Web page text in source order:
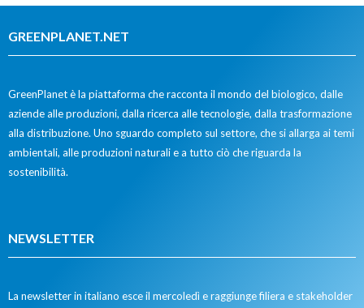
GREENPLANET.NET
GreenPlanet è la piattaforma che racconta il mondo del biologico, dalle
aziende alle produzioni, dalla ricerca alle tecnologie, dalla trasformazione
alla distribuzione. Uno sguardo completo sul settore, che si allarga ai temi
ambientali, alle produzioni naturali e a tutto ciò che riguarda la
sostenibilità.
NEWSLETTER
La newsletter in italiano esce il mercoledì e raggiunge filiera e stakeholder